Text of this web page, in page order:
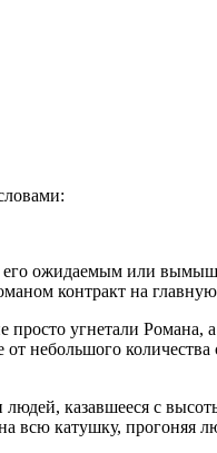
его ожидаемым или
контракт на
просто угнетали
от небольшого количества
людей, казавшееся с
всю катушку, прогоняя